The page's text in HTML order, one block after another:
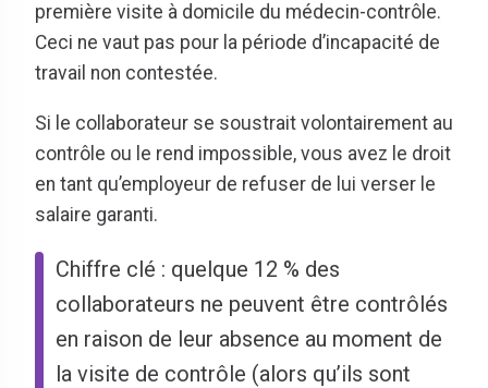
première visite à domicile du médecin-contrôle.
Ceci ne vaut pas pour la période d’incapacité de
travail non contestée.
Si le collaborateur se soustrait volontairement au
contrôle ou le rend impossible, vous avez le droit
en tant qu’employeur de refuser de lui verser le
salaire garanti.
Chiffre clé : quelque 12 % des
collaborateurs ne peuvent être contrôlés
en raison de leur absence au moment de
la visite de contrôle (alors qu’ils sont